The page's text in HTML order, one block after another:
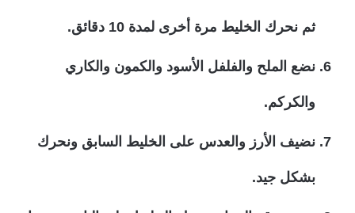
ثم نحرك الخليط مرة أخرى لمدة 10 دقائق.
نضع الملح والفلفل الأسود والكمون والكاري
والكركم.
نضيف الأرز والعدس على الخليط السابق ونحرك
بشكل جيد.